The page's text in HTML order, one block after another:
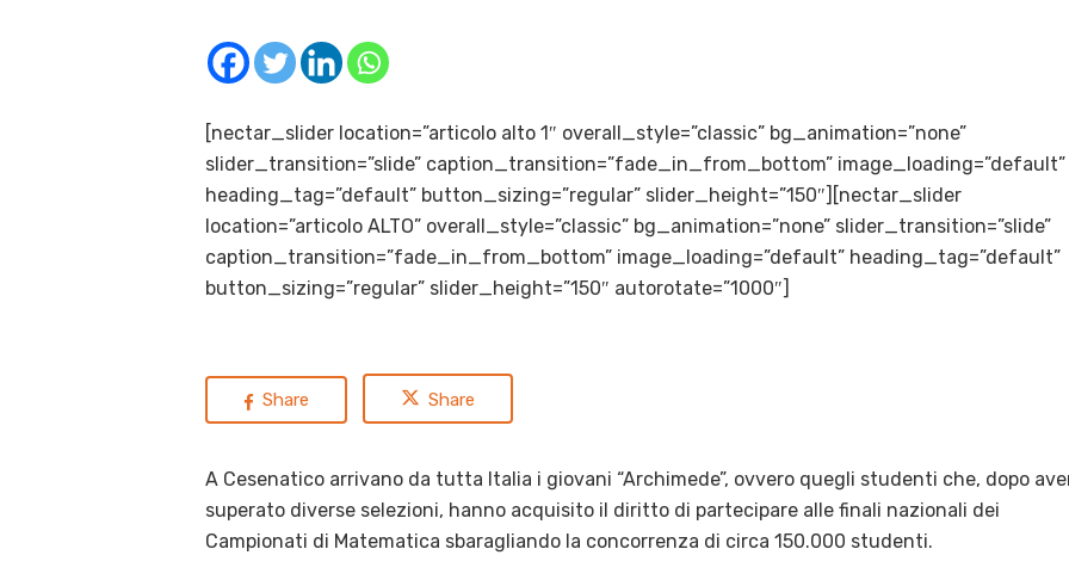
[nectar_slider location=”articolo alto 1″ overall_style=”classic” bg_animation=”none”
slider_transition=”slide” caption_transition=”fade_in_from_bottom” image_loading=”default”
heading_tag=”default” button_sizing=”regular” slider_height=”150″][nectar_slider
location=”articolo ALTO” overall_style=”classic” bg_animation=”none” slider_transition=”slide”
caption_transition=”fade_in_from_bottom” image_loading=”default” heading_tag=”default”
button_sizing=”regular” slider_height=”150″ autorotate=”1000″]
Share Share
A Cesenatico arrivano da tutta Italia i giovani “Archimede”, ovvero quegli studenti che, dopo
superato diverse selezioni, hanno acquisito il diritto di partecipare alle finali nazionali dei
Campionati di Matematica sbaragliando la concorrenza di circa 150.000 studenti.